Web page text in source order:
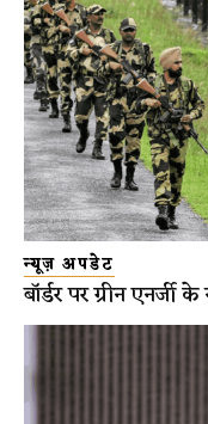
न्यूज़ अपडेट
बॉर्डर पर ग्रीन